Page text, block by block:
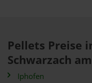
Pellets Preise
Schwarzach
Iphofen